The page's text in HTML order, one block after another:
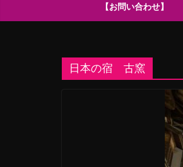
【お問い合わせ】
日本の宿 古窯